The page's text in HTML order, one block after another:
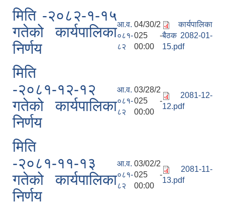
मिति -२०८२-१-१५
गतेको कार्यपालिका
निर्णय
आ.व.
०८१-
८२
04/30/2
025 -
00:00
कार्यपालिका
बैठक 2082-01-
15.pdf
मिति
-२०८१-१२-१२
गतेको कार्यपालिका
निर्णय
आ.व.
०८१-
८२
03/28/2
025 -
00:00
2081-12-
12.pdf
मिति
-२०८१-११-१३
गतेको कार्यपालिका
निर्णय
आ.व.
०८१-
८२
03/02/2
025 -
00:00
2081-11-
13.pdf